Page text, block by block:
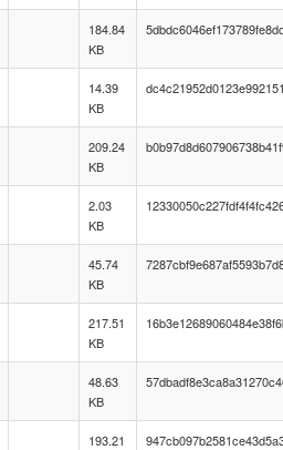
184.84
KB
14.39
KB
209.24
KB
2.03
KB
45.74
KB
217.51
KB
48.63
KB
193.21